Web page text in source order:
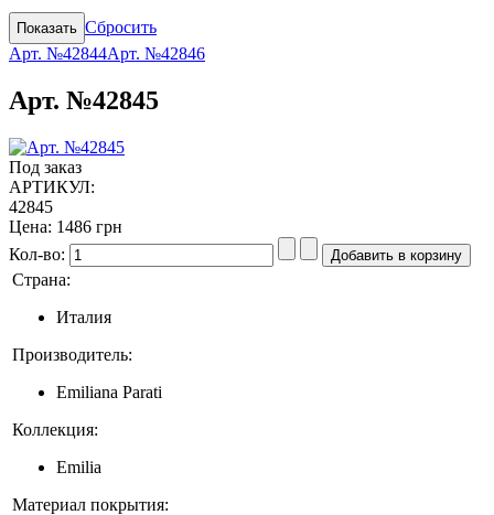
Сбросить
Арт. №42844Арт. №42846
Арт. №42845
Под заказ
АРТИКУЛ:
42845
Цена: 1486 грн
Кол-во:
Страна:
Италия
Производитель:
Emiliana Parati
Коллекция:
Emilia
Материал покрытия: